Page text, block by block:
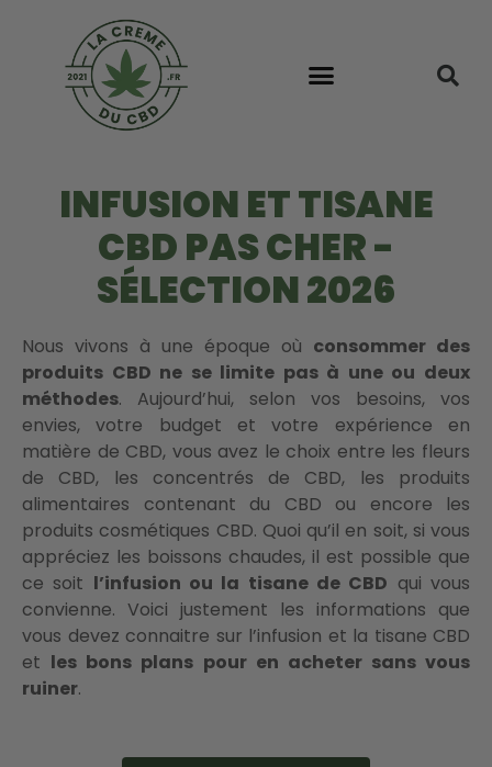
INFUSION ET TISANE
CBD PAS CHER -
SÉLECTION 2026
Nous vivons à une époque où consommer des
produits CBD ne se limite pas à une ou deux
méthodes. Aujourd’hui, selon vos besoins, vos
envies, votre budget et votre expérience en
matière de CBD, vous avez le choix entre les fleurs
de CBD, les concentrés de CBD, les produits
alimentaires contenant du CBD ou encore les
produits cosmétiques CBD. Quoi qu’il en soit, si vous
appréciez les boissons chaudes, il est possible que
ce soit l’infusion ou la tisane de CBD qui vous
convienne. Voici justement les informations que
vous devez connaitre sur l’infusion et la tisane CBD
et les bons plans pour en acheter sans vous
ruiner.